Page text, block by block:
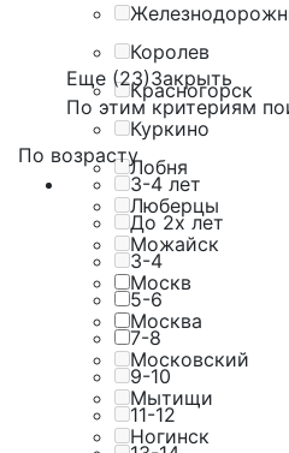
Королев
Красногорск
Куркино
Лобня
Люберцы
Можайск
Москв
Москва
Московский
Мытищи
Ногинск
Еще (23)Закрыть
По этим критериям
По возрасту
3-4 лет
До 2х лет
3-4
5-6
7-8
9-10
11-12